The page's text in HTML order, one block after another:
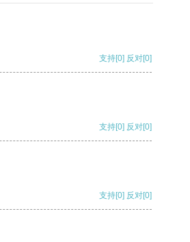
支持[0] 反对[0]
支持[0] 反对[0]
支持[0] 反对[0]